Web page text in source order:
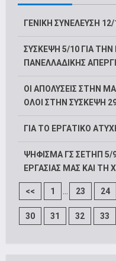
ΓΕΝΙΚΗ ΣΥΝΕΛΕΥΣΗ
ΣΥΣΚΕΨΗ 5/10 ΓΙΑ
ΠΑΝΕΛΛΑΔΙΚΗΣ
ΟΙ ΑΠΟΛΥΣΕΙΣ ΣΤΗΝ
ΟΛΟΙ ΣΤΗΝ ΣΥΣΚΕΨΗ
ΓΙΑ ΤΟ ΕΡΓΑΤΙΚΟ
ΨΗΦΙΣΜΑ ΓΣ ΣΕΤΗΠ 5/
ΕΡΓΑΣΙΑΣ ΜΑΣ ΚΑΙ ΤΗ
<< 1 ... 23 24
30 31 32 33